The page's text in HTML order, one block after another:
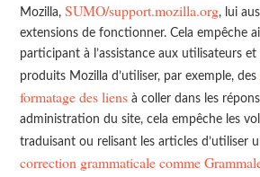
Mozilla,SUMO/support.mozilla.org, lui
extensions de fonctionner. Cela empêche
participant à l’assistance aux utilisateurs
produits Mozilla d’utiliser, par exemple, des
formatage des liens à coller dans les
administration du site, cela empêche les
traduisant ou relisant les articles d’utiliser
correction grammaticale comme